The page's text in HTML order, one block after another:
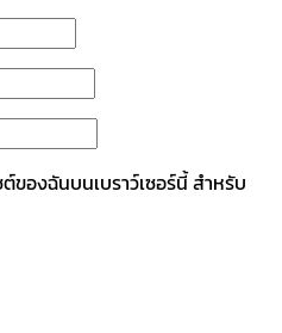
ของฉันบนเบราว์เซอร์นี้ สำหรับ